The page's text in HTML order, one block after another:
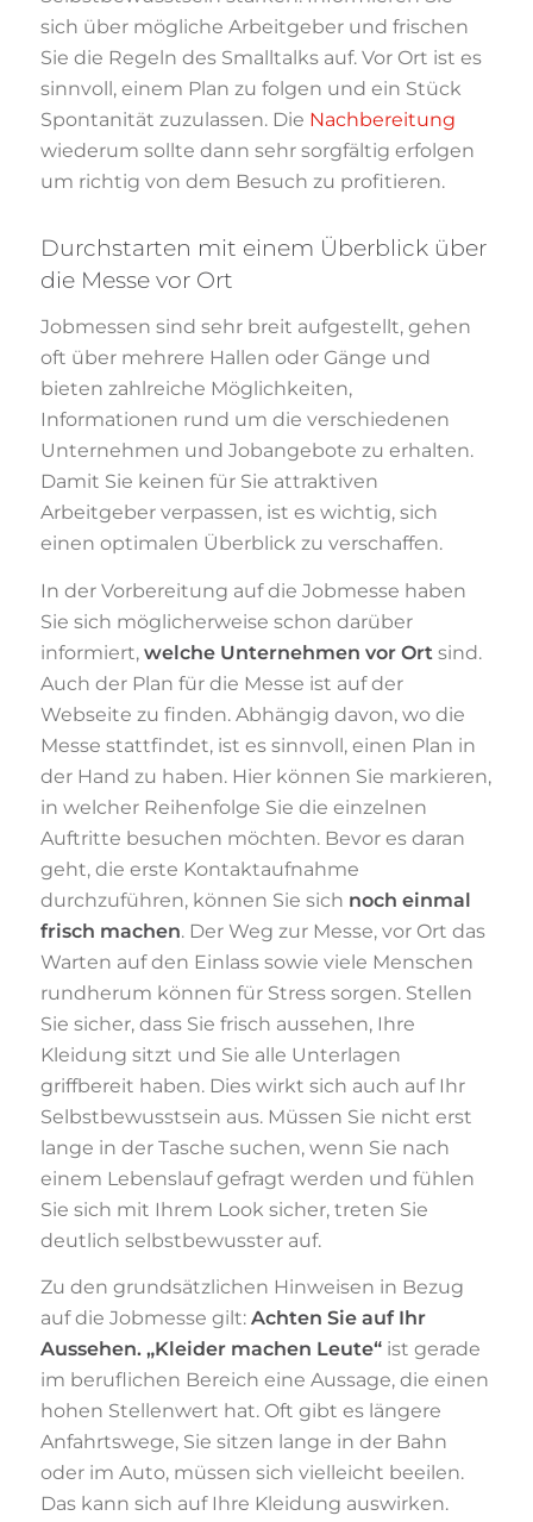
sich über mögliche Arbeitgeber und frischen
Sie die Regeln des Smalltalks auf. Vor Ort ist es
sinnvoll, einem Plan zu folgen und ein Stück
Spontanität zuzulassen. Die Nachbereitung
wiederum sollte dann sehr sorgfältig erfolgen
um richtig von dem Besuch zu profitieren.
Durchstarten mit einem Überblick über
die Messe vor Ort
Jobmessen sind sehr breit aufgestellt, gehen
oft über mehrere Hallen oder Gänge und
bieten zahlreiche Möglichkeiten,
Informationen rund um die verschiedenen
Unternehmen und Jobangebote zu erhalten.
Damit Sie keinen für Sie attraktiven
Arbeitgeber verpassen, ist es wichtig, sich
einen optimalen Überblick zu verschaffen.
In der Vorbereitung auf die Jobmesse haben
Sie sich möglicherweise schon darüber
informiert, welche Unternehmen vor Ortsind.
Auch der Plan für die Messe ist auf der
Webseite zu finden. Abhängig davon, wo die
Messe stattfindet, ist es sinnvoll, einen Plan in
der Hand zu haben. Hier können Sie markieren,
in welcher Reihenfolge Sie die einzelnen
Auftritte besuchen möchten. Bevor es daran
geht, die erste Kontaktaufnahme
durchzuführen, können Sie sich noch einmal
frisch machen. Der Weg zur Messe, vor Ort das
Warten auf den Einlass sowie viele Menschen
rundherum können für Stress sorgen. Stellen
Sie sicher, dass Sie frisch aussehen, Ihre
Kleidung sitzt und Sie alle Unterlagen
griffbereit haben. Dies wirkt sich auch auf Ihr
Selbstbewusstsein aus. Müssen Sie nicht erst
lange in der Tasche suchen, wenn Sie nach
einem Lebenslauf gefragt werden und fühlen
Sie sich mit Ihrem Look sicher, treten Sie
deutlich selbstbewusster auf.
Zu den grundsätzlichen Hinweisen in Bezug
auf die Jobmesse gilt: Achten Sie auf Ihr
Aussehen. „Kleider machen Leute“ist gerade
im beruflichen Bereich eine Aussage, die einen
hohen Stellenwert hat. Oft gibt es längere
Anfahrtswege, Sie sitzen lange in der Bahn
oder im Auto, müssen sich vielleicht beeilen.
Das kann sich auf Ihre Kleidung auswirken.